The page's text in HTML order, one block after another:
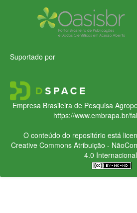
Suportado por
Empresa Brasileira de Pesquisa
https://www.embrapa.br/
O conteúdo do repositório está
Creative CommonsAtribuição -
4.0